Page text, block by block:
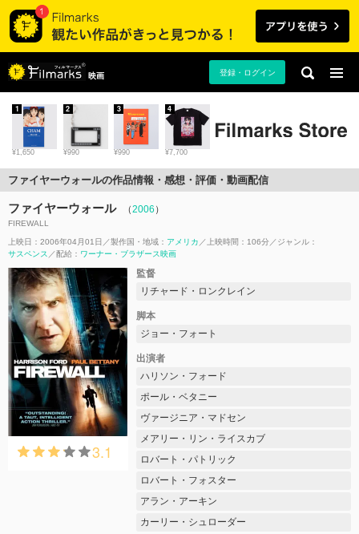
映画 登録・ログイン
¥1,650
1
¥990
2
¥990
3
¥7,700
4
ファイヤーウォールの作品情報・感想・評価・動画配信
ファイヤーウォール （2006 ）
FIREWALL
上映日：2006年04月01日 製作国・地域： アメリカ 上映時間：106分
ジャンル：
サスペンス
配給： ワーナー・ブラザース映画
3.1
監督
リチャード・ロンクレイン
脚本
ジョー・フォート
出演者
ハリソン・フォード
ポール・ベタニー
ヴァージニア・マドセン
メアリー・リン・ライスカブ
ロバート・パトリック
ロバート・フォスター
アラン・アーキン
カーリー・シュローダー